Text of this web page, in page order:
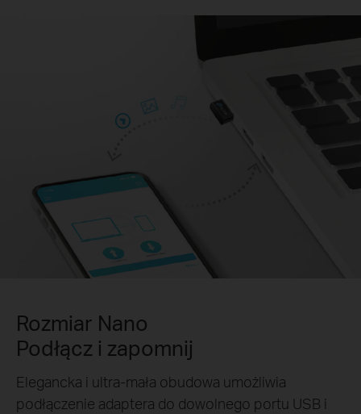
Rozmiar Nano
Podłącz i zapomnij
Elegancka i ultra-mała obudowa umożliwia
podłączenie adaptera do dowolnego portu USB i